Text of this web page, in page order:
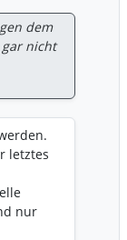
dem
gar nicht
letztes
nur